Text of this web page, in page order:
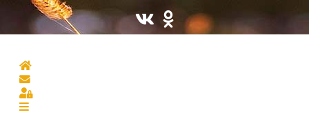
Главная страница
Подписаться на блог
Sign In